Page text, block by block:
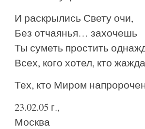
И раскрылись Свету очи,
Без отчаянья… захочешь
Ты суметь простить
Всех, кого хотел, кто
Тех, кто Миром
23.02.05 г.,
Москва